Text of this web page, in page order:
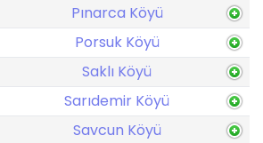
Pınarca Köyü
Porsuk Köyü
Saklı Köyü
Sarıdemir Köyü
Savcun Köyü